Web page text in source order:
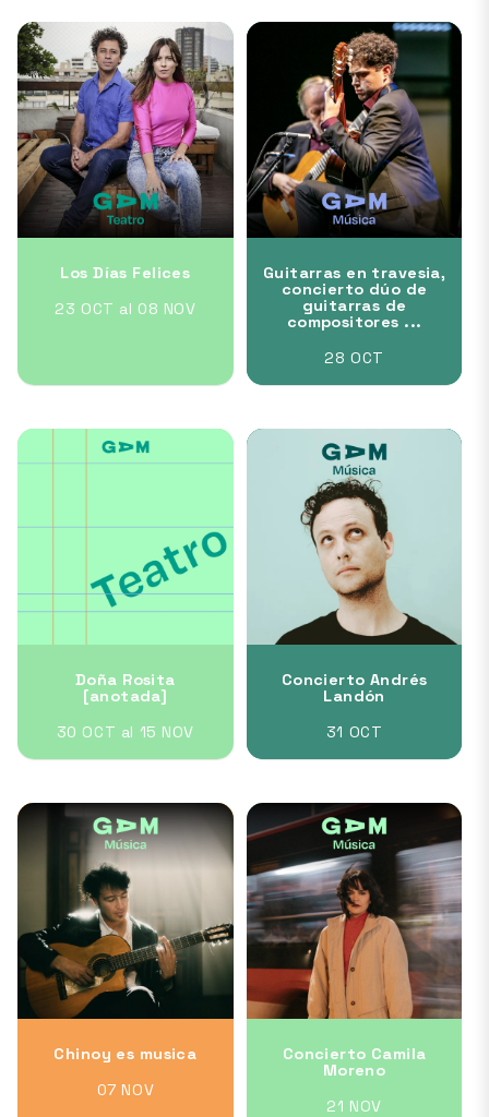
Los Días Felices
23 OCT al 08 NOV
Guitarras en travesia,
concierto dúo de
guitarras de
compositores ...
28 OCT
Doña Rosita
[anotada]
30 OCT al 15 NOV
Concierto Andrés
Landón
31 OCT
Chinoy es musica
07 NOV
Concierto Camila
Moreno
21 NOV